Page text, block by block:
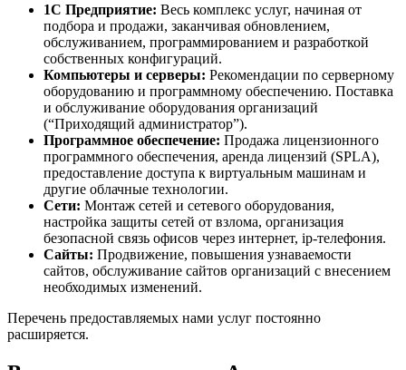
1С Предприятие: Весь комплекс услуг, начиная от
подбора и продажи, заканчивая обновлением,
обслуживанием, программированием и разработкой
собственных конфигураций.
Компьютеры и серверы: Рекомендации по серверному
оборудованию и программному обеспечению. Поставка
и обслуживание оборудования организаций
(“Приходящий администратор”).
Программное обеспечение: Продажа лицензионного
программного обеспечения, аренда лицензий (SPLA),
предоставление доступа к виртуальным машинам и
другие облачные технологии.
Сети: Монтаж сетей и сетевого оборудования,
настройка защиты сетей от взлома, организация
безопасной связь офисов через интернет, ip-телефония.
Сайты: Продвижение, повышения узнаваемости
сайтов, обслуживание сайтов организаций с внесением
необходимых изменений.
Перечень предоставляемых нами услуг постоянно
расширяется.